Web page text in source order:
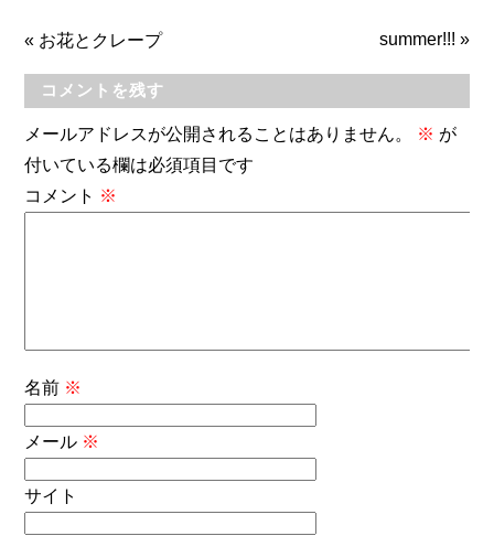
« お花とクレープ summer!!! »
コメントを残す
メールアドレスが公開されることはありません。 ※ が
付いている欄は必須項目です
コメント ※
名前 ※
メール ※
サイト